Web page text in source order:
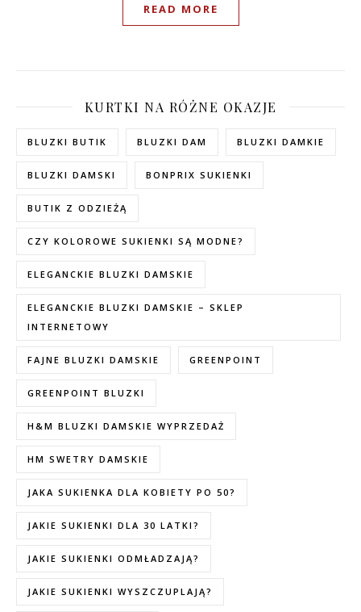
READ MORE
KURTKI NA RÓŻNE OKAZJE
BLUZKI BUTIK BLUZKI DAM BLUZKI DAMKIE
BLUZKI DAMSKI BONPRIX SUKIENKI
BUTIK Z ODZIEŻĄ
CZY KOLOROWE SUKIENKI SĄ MODNE?
ELEGANCKIE BLUZKI DAMSKIE
ELEGANCKIE BLUZKI DAMSKIE – SKLEP
INTERNETOWY
FAJNE BLUZKI DAMSKIE GREENPOINT
GREENPOINT BLUZKI
H&M BLUZKI DAMSKIE WYPRZEDAŻ
HM SWETRY DAMSKIE
JAKA SUKIENKA DLA KOBIETY PO 50?
JAKIE SUKIENKI DLA 30 LATKI?
JAKIE SUKIENKI ODMŁADZAJĄ?
JAKIE SUKIENKI WYSZCZUPLAJĄ?